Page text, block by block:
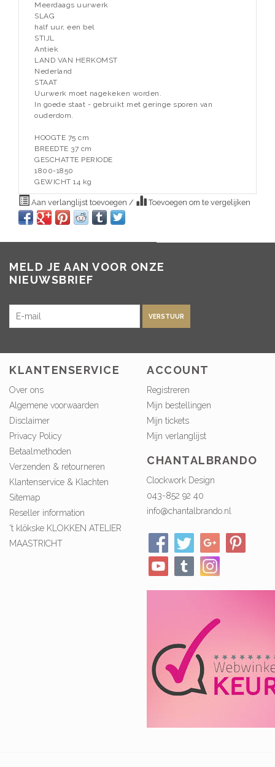
Meerdaags uurwerk
SLAG
half uur, een bel
STIJL
Antiek
LAND VAN HERKOMST
Nederland
STAAT
Uurwerk moet nagekeken worden.
In goede staat - gebruikt met geringe sporen van
ouderdom.
HOOGTE 75 cm
BREEDTE 37 cm
GESCHATTE PERIODE
1800-1850
GEWICHT 14 kg
Aan verlanglijst toevoegen / Toevoegen om te vergelijken
MELD JE AAN VOOR ONZE
NIEUWSBRIEF
VERSTUUR
KLANTENSERVICE
Over ons
Algemene voorwaarden
Disclaimer
Privacy Policy
Betaalmethoden
Verzenden & retourneren
Klantenservice & Klachten
Sitemap
Reseller information
't klökske KLOKKEN ATELIER
MAASTRICHT
ACCOUNT
Registreren
Mijn bestellingen
Mijn tickets
Mijn verlanglijst
CHANTALBRANDO
Clockwork Design
043-852 92 40
info@chantalbrando.nl